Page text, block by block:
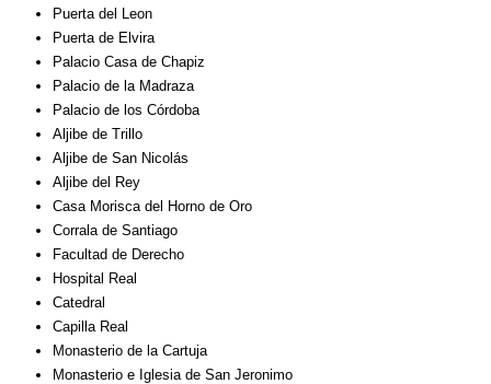
Puerta del Leon
Puerta de Elvira
Palacio Casa de Chapiz
Palacio de la Madraza
Palacio de los Córdoba
Aljibe de Trillo
Aljibe de San Nicolás
Aljibe del Rey
Casa Morisca del Horno de Oro
Corrala de Santiago
Facultad de Derecho
Hospital Real
Catedral
Capilla Real
Monasterio de la Cartuja
Monasterio e Iglesia de San Jeronimo